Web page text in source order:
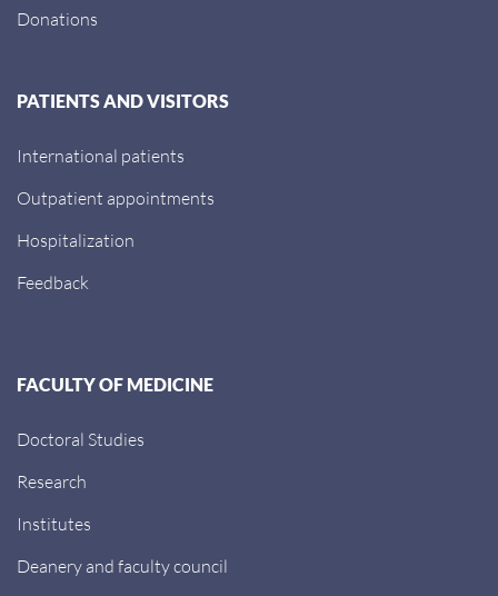
Donations
PATIENTS AND VISITORS
International patients
Outpatient appointments
Hospitalization
Feedback
FACULTY OF MEDICINE
Doctoral Studies
Research
Institutes
Deanery and faculty council